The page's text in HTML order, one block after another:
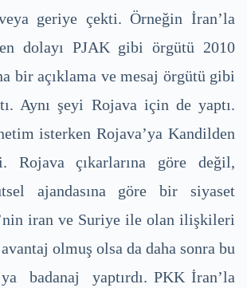
geriye çekti. Örneğin İran’la
dolayı PJAK gibi örgütü 2010
bir açıklama ve mesaj örgütü gibi
Aynı şeyi Rojava için de yaptı.
isterken Rojava’ya Kandilden
Rojava çıkarlarına göre değil,
ajandasına göre bir siyaset
iran ve Suriye ile olan ilişkileri
olmuş olsa da daha sonra bu
badanaj yaptırdı. PKK İran’la